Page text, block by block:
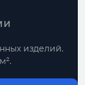
изделий.